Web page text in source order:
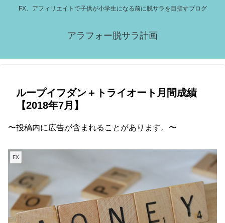
FX、アフィリエイトで子供が小学生になる前に脱サラを目指すブログ
アラフォー脱サラ計画
ループイフダン＋トライオート月間成績
【2018年7月】
〜投稿内に広告が含まれることがあります。〜
FX